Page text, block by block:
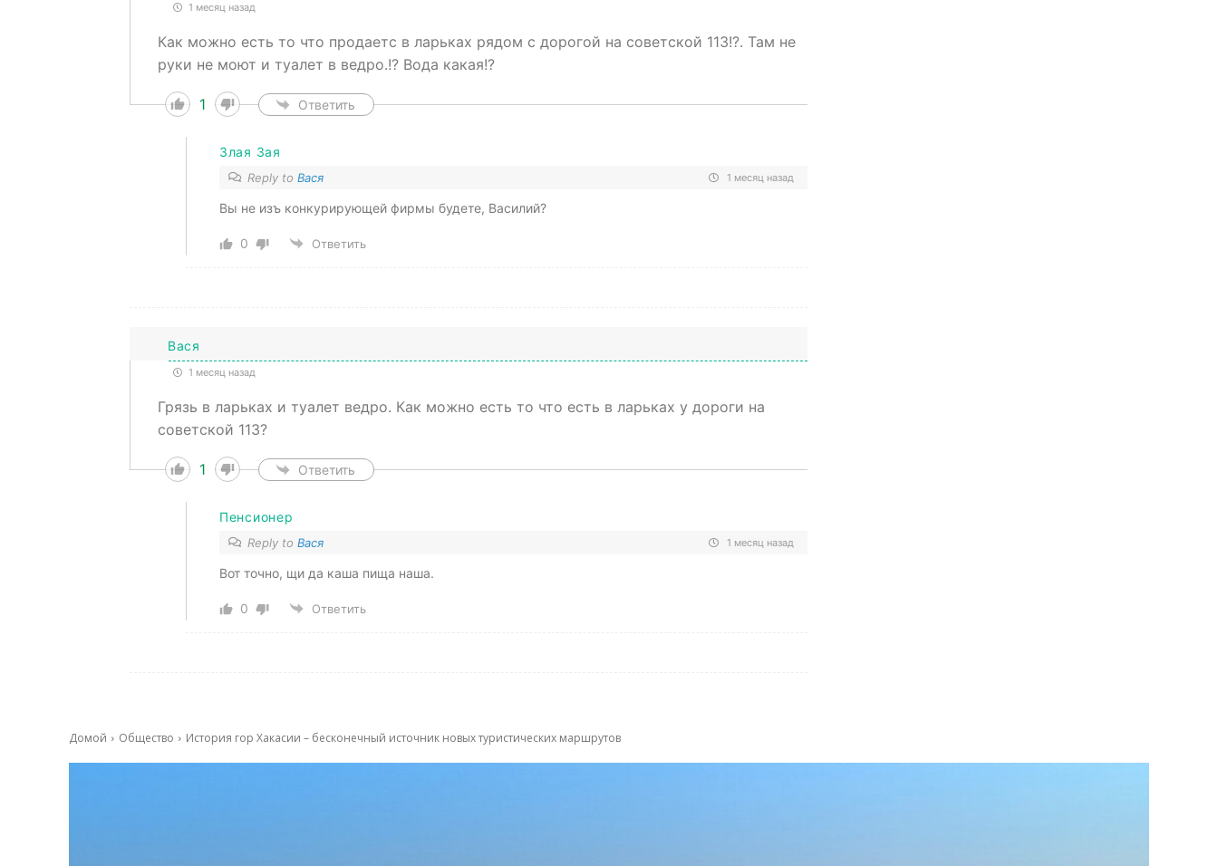
1 месяц назад
Как можно есть то что продаетс в ларьках рядом с дорогой на советской 113!?. Там не
руки не моют и туалет в ведро.!? Вода какая!?
1 Ответить
Злая Зая
Reply to Вася 1 месяц назад
Вы не изъ конкурирующей фирмы будете, Василий?
0 Ответить
Вася
1 месяц назад
Грязь в ларьках и туалет ведро. Как можно есть то что есть в ларьках у дороги на
советской 113?
1 Ответить
Пенсионер
Reply to Вася 1 месяц назад
Вот точно, щи да каша пища наша.
0 Ответить